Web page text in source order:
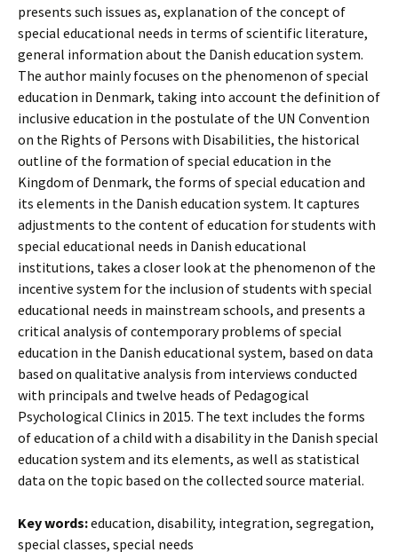
presents such issues as, explanation of the concept of
special educational needs in terms of scientific literature,
general information about the Danish education system.
The author mainly focuses on the phenomenon of special
education in Denmark, taking into account the definition of
inclusive education in the postulate of the UN Convention
on the Rights of Persons with Disabilities, the historical
outline of the formation of special education in the
Kingdom of Denmark, the forms of special education and
its elements in the Danish education system. It captures
adjustments to the content of education for students with
special educational needs in Danish educational
institutions, takes a closer look at the phenomenon of the
incentive system for the inclusion of students with special
educational needs in mainstream schools, and presents a
critical analysis of contemporary problems of special
education in the Danish educational system, based on data
based on qualitative analysis from interviews conducted
with principals and twelve heads of Pedagogical
Psychological Clinics in 2015. The text includes the forms
of education of a child with a disability in the Danish special
education system and its elements, as well as statistical
data on the topic based on the collected source material.
Key words:education, disability, integration, segregation,
special classes, special needs